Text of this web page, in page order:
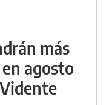
más
agosto